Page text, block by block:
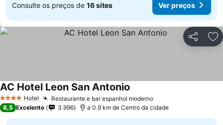
Consulte os preços de 16 sites Ver preços
Partilhar
4 EstrelasHotel Restaurante e bar espanhol modernoVer preços
AC Hotel Leon San Antonio
8,5 Excelente 3.996 a 0.9 km de Centro da cidade